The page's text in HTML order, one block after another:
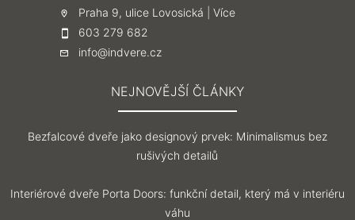
Praha 9, ulice Lovosická | Více
603 279 682
info@indvere.cz
NEJNOVĚJŠÍ ČLÁNKY
Bezfalcové dveře jako designový prvek: Minimalismus bez
rušivých detailů
Interiérové dveře Porta Doors: funkční detail, který má v interiéru
váhu